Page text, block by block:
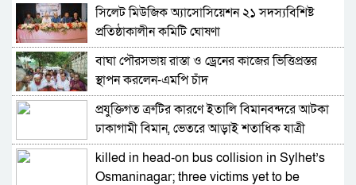
আওয়ামী লীগ আমাদের শত্রু নয়, অচিরেই আওয়ামী
লীগ বিএনপির সঙ্গে মিশে যাবে: সংসদ সদস্য নাছির
শহীদ আহসান জুলাই যোদ্ধা নন—দাবি বিএনপি নেতার,
জামায়াত নেতা বললেন, ‘সারজিসও ছাত্রলীগ করতেন’
সাকিব আল হাসানের বাড়িতে পেট্রোল ঢেলে আগুন
দেওয়ার চেষ্টা, ভাঙচুর
গাজীপুর-৫ আসনের সাবেক এমপি আখতারুজ্জামান
গ্রেপ্তার
সিলেট মিউজিক অ্যাসোসিয়েশন ২১ সদস্যবিশিষ্ট
প্রতিষ্ঠাকালীন কমিটি ঘোষণা
বাঘা পৌরসভায় রাস্তা ও ড্রেনের কাজের ভিত্তিপ্রস্তর
স্থাপন করলেন-এমপি চাঁদ
প্রযুক্তিগত ত্রুটির কারণে ইতালি বিমানবন্দরে আটকা
ঢাকাগামী বিমান, ভেতরে আড়াই শতাধিক যাত্রী
killed in head-on bus collision in Sylhet’s
Osmaninagar; three victims yet to be